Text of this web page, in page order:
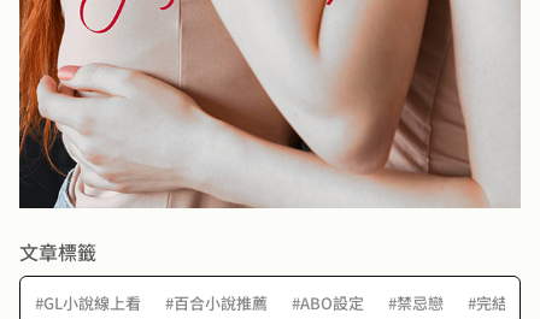
文章標籤
#GL小說線上看 #百合小說推薦 #ABO設定 #禁忌戀 #完結GL